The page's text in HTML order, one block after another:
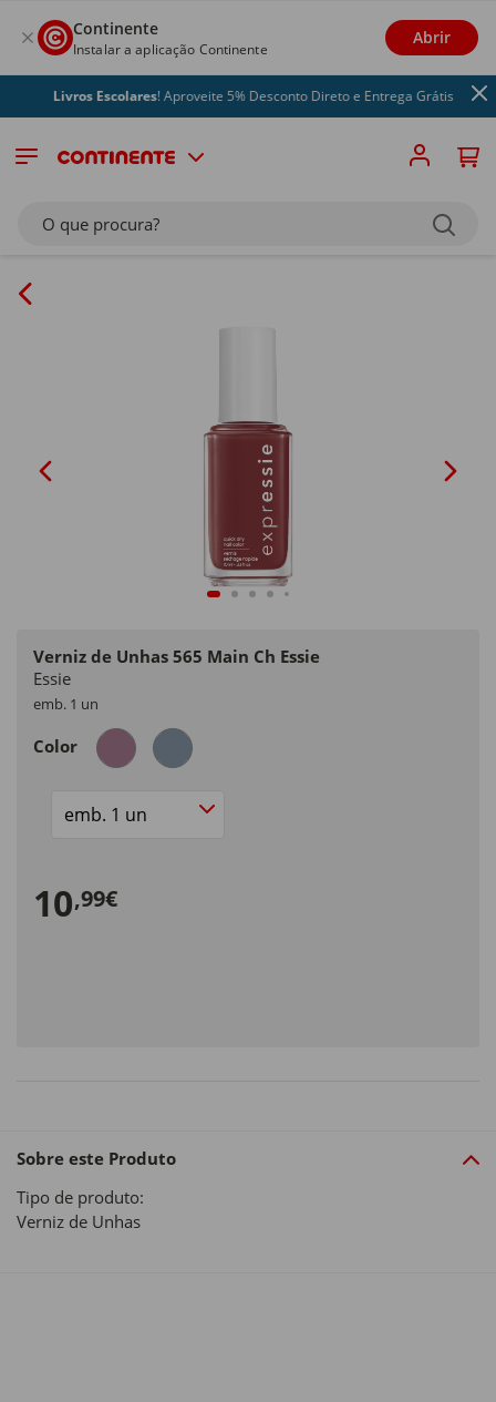
Continente
Instalar a aplicação Continente
Abrir
Livros Escolares! Aproveite 5% Desconto Direto e Entrega Grátis
O que procura?
Verniz de Unhas 565 Main Ch Essie
Essie
emb. 1 un
Color
Size
10,99€
Sobre este Produto
Tipo de produto:
Verniz de Unhas